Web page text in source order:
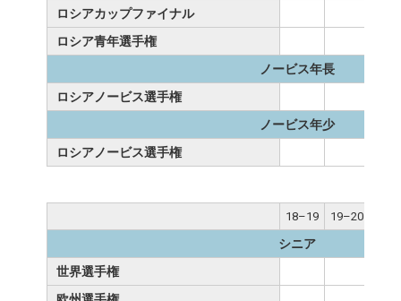
ロシアカップファイナル
ロシア青年選手権
ノービス年長
ロシアノービス選手権
ノービス年少
ロシアノービス選手権
18–19 19–20
シニア
世界選手権